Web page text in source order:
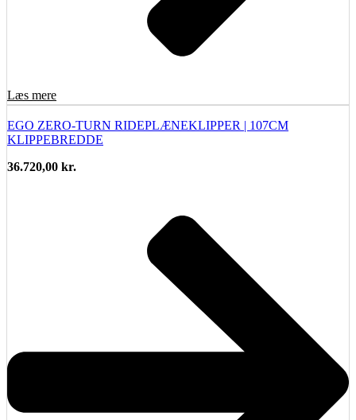
Læs mere
EGO ZERO-TURN RIDEPLÆNEKLIPPER | 107CM
KLIPPEBREDDE
36.720,00 kr.